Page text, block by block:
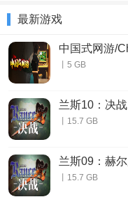
最新游戏
中国式网游/
账号】
丨5 GB
兰斯10：决
丨15.7 GB
兰斯09：赫
丨15.7 GB